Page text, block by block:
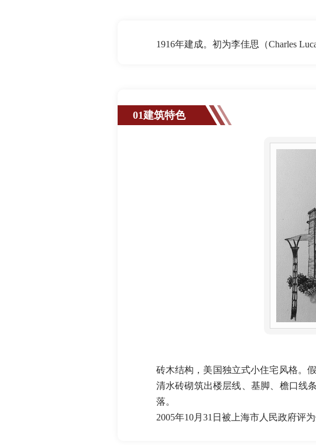
1916年建成。初为李佳思（Charles
01建筑特色
砖木结构，美国独立式小住宅风格。
清水砖砌筑出楼层线、基脚、檐口线
落。
2005年10月31日被上海市人民政府评